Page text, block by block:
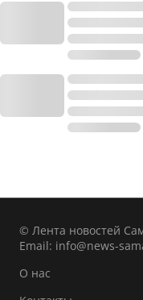
© Лента новостей
Email: info@news-
О нас